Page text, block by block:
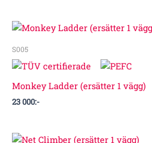
S005
Monkey Ladder (ersätter 1 vägg)
23 000:-